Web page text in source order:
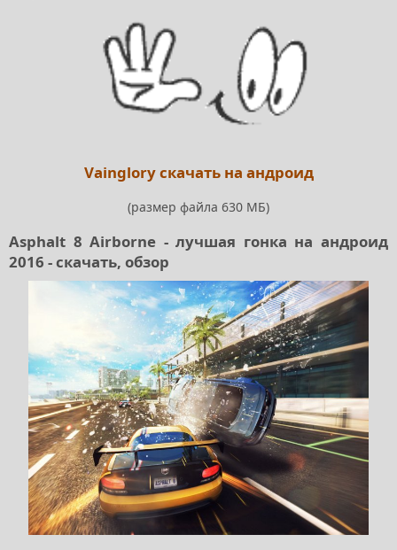
Vainglory скачать на андроид
(размер файла 630 МБ)
Asphalt 8 Airborne - лучшая гонка на андроид
2016 - скачать, обзор